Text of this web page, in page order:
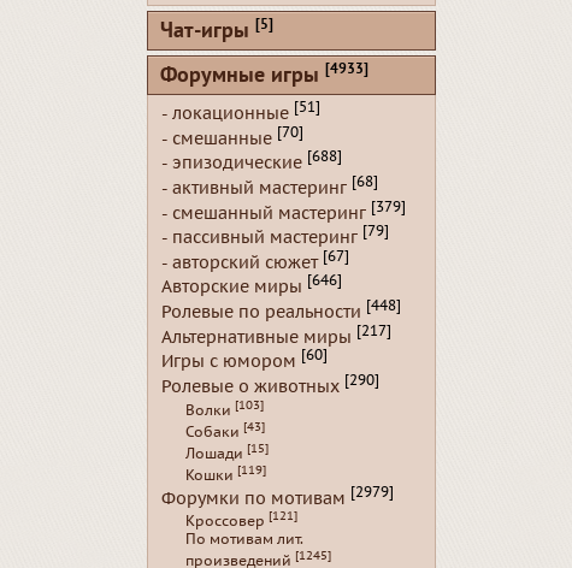
Чат-игры [5]
Форумные игры [4933]
- локационные [51]
- смешанные [70]
- эпизодические [688]
- активный мастеринг [68]
- смешанный мастеринг [379]
- пассивный мастеринг [79]
- авторский сюжет [67]
Авторские миры [646]
Ролевые по реальности [448]
Альтернативные миры [217]
Игры с юмором [60]
Ролевые о животных [290]
Волки [103]
Собаки [43]
Лошади [15]
Кошки [119]
Форумки по мотивам [2979]
Кроссовер [121]
По мотивам лит.
произведений [1245]